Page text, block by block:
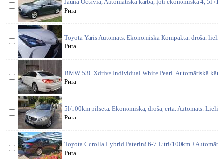
Jaunā Octavia, Automātiskā kārba, ļoti ekonomiska 4, 5l
Рига
Toyota Yaris Automāts. Ekonomiska Kompakta, droša,
Рига
BMW 530 Xdrive Individual White Pearl. Automātiskā
Рига
5l/100km pilsētā. Ekonomiska, droša, ērta. Automāts.
Рига
Toyota Corolla Hybrid Paterinš 6-7 Litri/100km
Рига